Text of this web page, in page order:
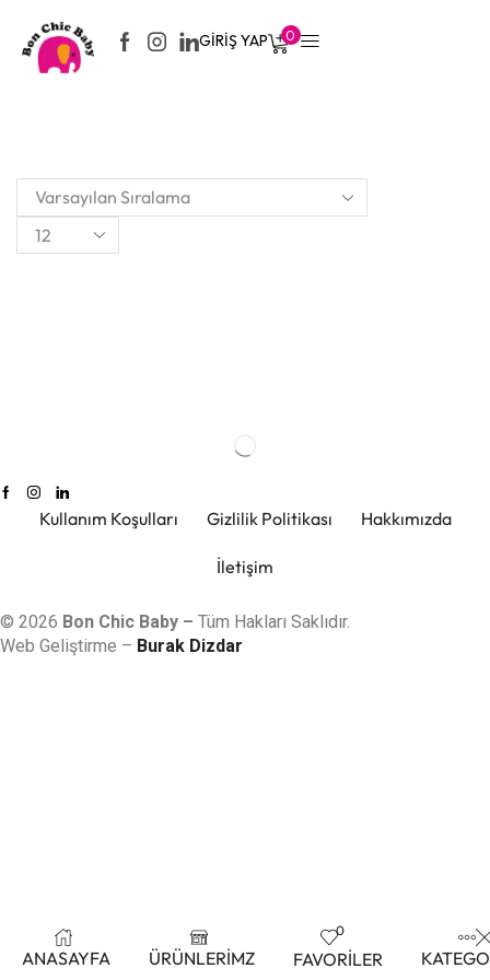
GIRIŞ YAP 0
ANASAYFA ÜRÜNLERİMZ
0
FAVORİLER
Kullanım Koşulları Gizlilik Politikası Hakkımızda
İletişim
© 2026 Bon Chic Baby – Tüm Hakları Saklıdır.
Web Geliştirme – Burak Dizdar